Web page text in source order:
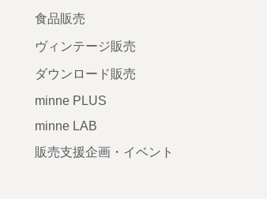
食品販売
ヴィンテージ販売
ダウンロード販売
minne PLUS
minne LAB
販売支援企画・イベント